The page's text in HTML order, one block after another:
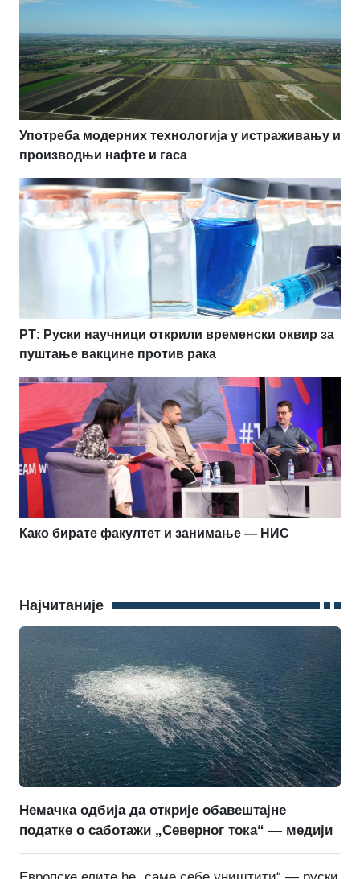
Употреба модерних технологија у истраживању и
производњи нафте и гаса
РТ: Руски научници открили временски оквир за
пуштање вакцине против рака
Како бирате факултет и занимање — НИС
Најчитаније
Немачка одбија да открије обавештајне
податке о саботажи „Северног тока“ — медији